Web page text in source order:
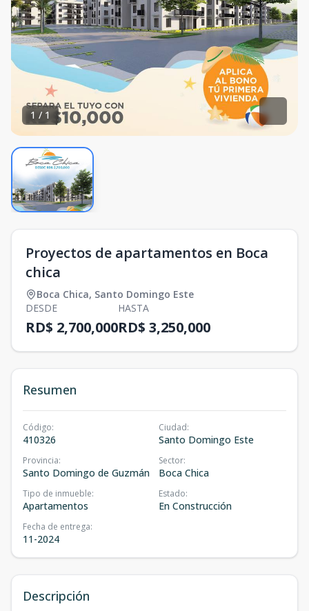
1 / 1
Proyectos de apartamentos en Boca
chica
Boca Chica, Santo Domingo Este
DESDE
RD$ 2,700,000
HASTA
RD$ 3,250,000
Resumen
Código:
410326
Ciudad:
Santo Domingo Este
Provincia:
Santo Domingo de Guzmán
Sector:
Boca Chica
Tipo de inmueble:
Apartamentos
Estado:
En Construcción
Fecha de entrega:
11-2024
Descripción